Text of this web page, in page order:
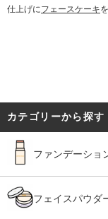
仕上げにフェースケーキ
カテゴリーから探す
ファンデーショ
フェイスパウダ